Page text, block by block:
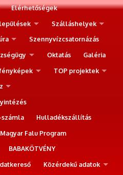
Elérhetőségek
Szálláshelyek
Szennyvízcsatornázás
Oktatás
Galéria
TOP projektek
Hulladékszállítás
Magyar Falu Program
BABAKÖTVÉNY
Közérdekű adatok